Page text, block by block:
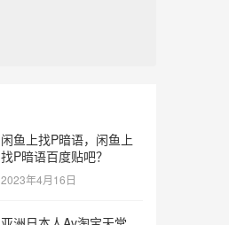
闲鱼上找P暗语，闲鱼上
找P暗语百度贴吧？
2023年4月16日